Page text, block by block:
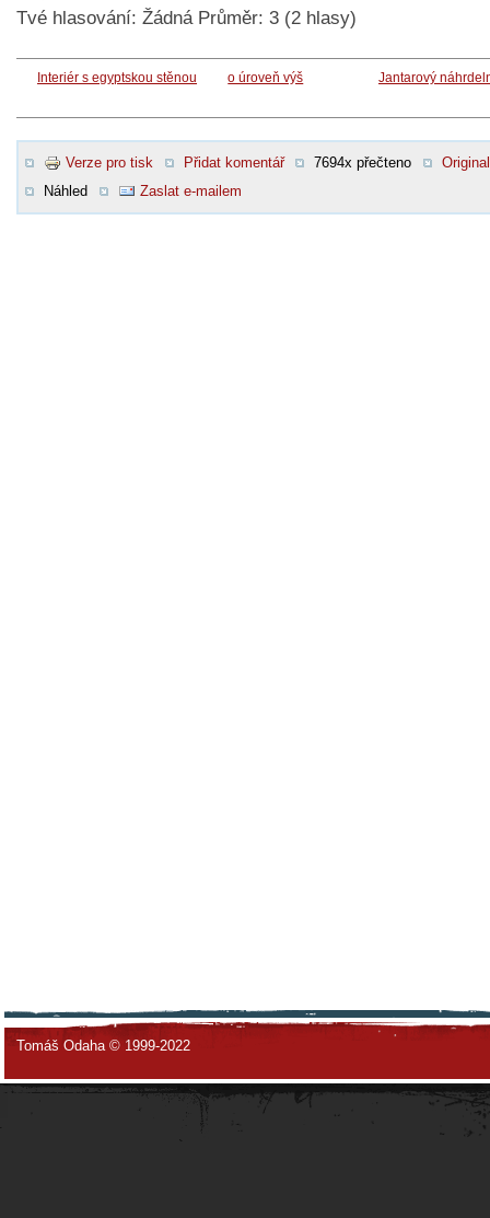
Tvé hlasování: Žádná Průměr: 3 (2 hlasy)
Interiér s egyptskou stěnou o úroveň výš Jantarový
Verze pro tisk Přidat komentář 7694x přečteno
Original
Náhled
Zaslat e-mailem
Tomáš Odaha © 1999-2022